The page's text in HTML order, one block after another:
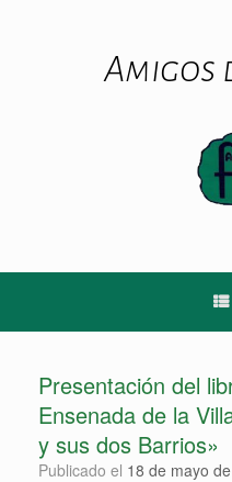
Amigos
Presentación del
Ensenada de la
y sus dos Barrios»
Publicado el 18 de mayo